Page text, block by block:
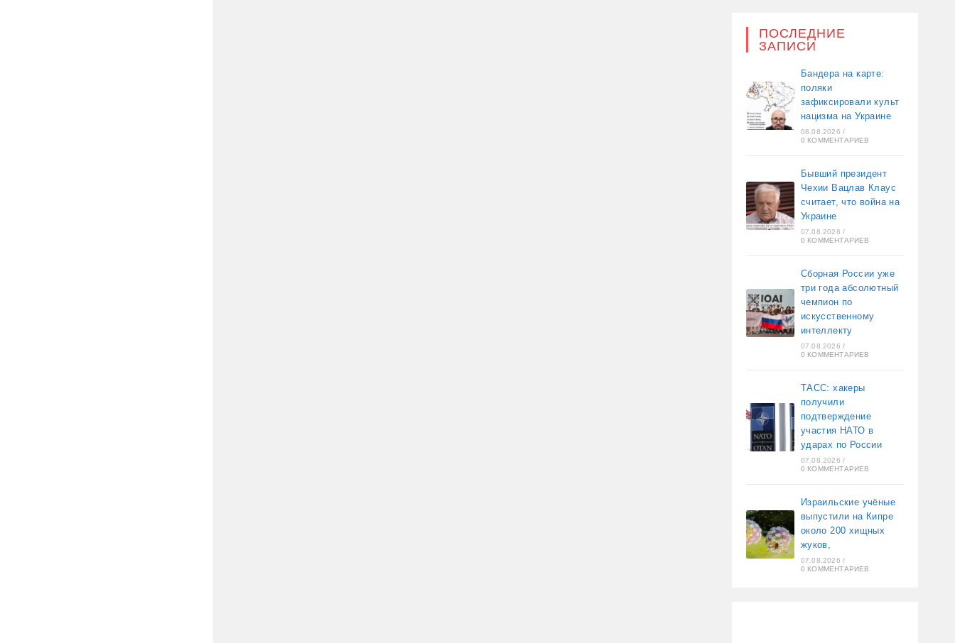
ПОСЛЕДНИЕ
ЗАПИСИ
Бандера на карте:
поляки
зафиксировали культ
нацизма на Украине
08.08.2026 /
0 КОММЕНТАРИЕВ
Бывший президент
Чехии Вацлав Клаус
считает, что война на
Украине
07.08.2026 /
0 КОММЕНТАРИЕВ
Сборная России уже
три года абсолютный
чемпион по
искусственному
интеллекту
07.08.2026 /
0 КОММЕНТАРИЕВ
ТАСС: хакеры
получили
подтверждение
участия НАТО в
ударах по России
07.08.2026 /
0 КОММЕНТАРИЕВ
Израильские учёные
выпустили на Кипре
около 200 хищных
жуков,
07.08.2026 /
0 КОММЕНТАРИЕВ